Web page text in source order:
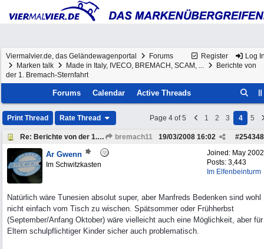
Register Log
Viermalvier.de, das Geländewagenportal
Forums
Marken talk
Made in Italy, IVECO, BREMACH, SCAM, ...
Berichte von
der 1. Bremach-Sternfahrt
Forums Calendar Active Threads
Print Thread Rate Thread Page 4 of 5 1 2 3 4 5
Re: Berichte von der 1. Bremach-Sternfahrt bremach11 #254348
19/03/2008 16:02
Joined: May 2002
Posts: 3,443
Im Elfenbeinturm
Ar Gwenn
Im Schwitzkasten
Natürlich wäre Tunesien absolut super, aber Manfreds Bedenken sind wohl
nicht einfach vom Tisch zu wischen. Spätsommer oder Frühherbst
(September/Anfang Oktober) wäre vielleicht auch eine Möglichkeit, aber für
Eltern schulpflichtiger Kinder sicher auch problematisch.